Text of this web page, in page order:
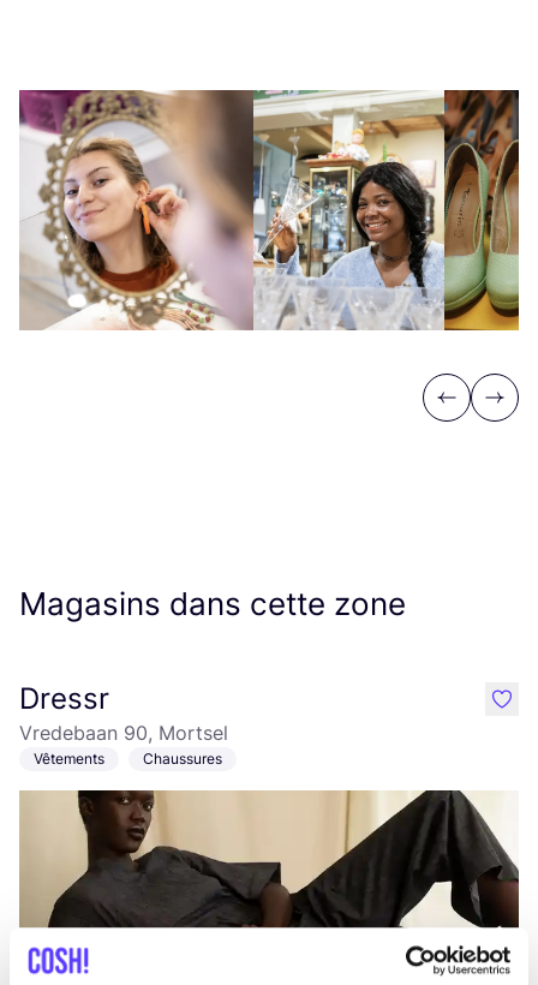
Previous
Next
Magasins dans cette zone
Dressr
Vredebaan 90, Mortsel
Vêtements Chaussures
like